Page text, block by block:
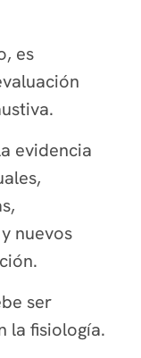
es
evidencia
nuevos
ser
la fisiología.